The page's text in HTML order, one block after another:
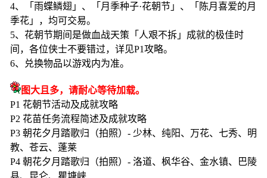
4、「雨蝶鳞翅」、「月季种子·花朝节」、「陈月喜爱的月
季花」，均可交易。
5、花朝节期间是做血战天策「人艰不拆」成就的极佳时
间，各位侠士不要错过，详见P1攻略。
6、兑换物品以游戏内为准。​
图大且多，请耐心等待加载。
P1 花朝节活动及成就攻略
P2 花苗任务流程简述及成就攻略
P3 朝花夕月踏歌归（拍照）- 少林、纯阳、万花、七秀、明
教、苍云、蓬莱
P4 朝花夕月踏歌归（拍照）- 洛道、枫华谷、金水镇、巴陵
县、昆仑、瞿塘峡